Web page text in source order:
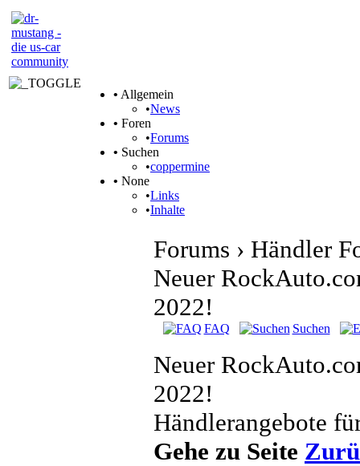
• Allgemein
•News
• Foren
•Forums
• Suchen
•coppermine
• None
•Links
•Inhalte
Forums › Händler
Neuer
2022!
FAQ Suchen
Neuer
2022!
Händlerangebote
Gehe zu Seite